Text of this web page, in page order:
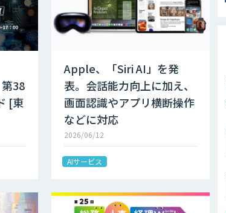
38
[東
Apple、「Siri AI」を発
表。会話能力向上に加え、
画面認識やアプリ横断操作
などに対応
2026/06/12
AIサービス